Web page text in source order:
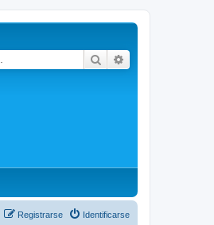
Buscar
Identificarse
Registrarse